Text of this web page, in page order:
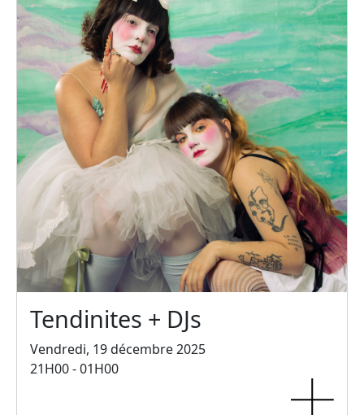
Tendinites + DJs
Vendredi, 19 décembre 2025
21H00 - 01H00